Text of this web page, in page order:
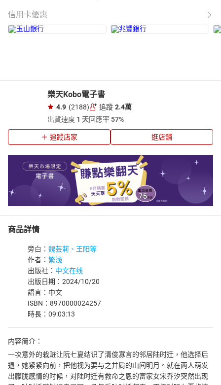
信用卡優惠
樂天Kobo電子書
4.9 (2188) 追蹤 2.4萬
出貨速度 1 天回應率57%
追蹤店家 逛店舖
商品詳情
旁白： 魏芸莉、王阳等
作者： 繁浅
出版社： 中文在线
出版日期：2024/10/20
語言：中文
ISBN：8970000024257
時長：09:03:13
内容简介：
一次意外的栽赃让阮七夏结识了清俊寡言的邻居陆时迁，他选择后
退，她紧紧向前，把他视为要与之并肩的山间明月。就在两人萌发
出朦胧感情的时候，对陆时迁有救命之恩的富家女宋乔汐突然出现